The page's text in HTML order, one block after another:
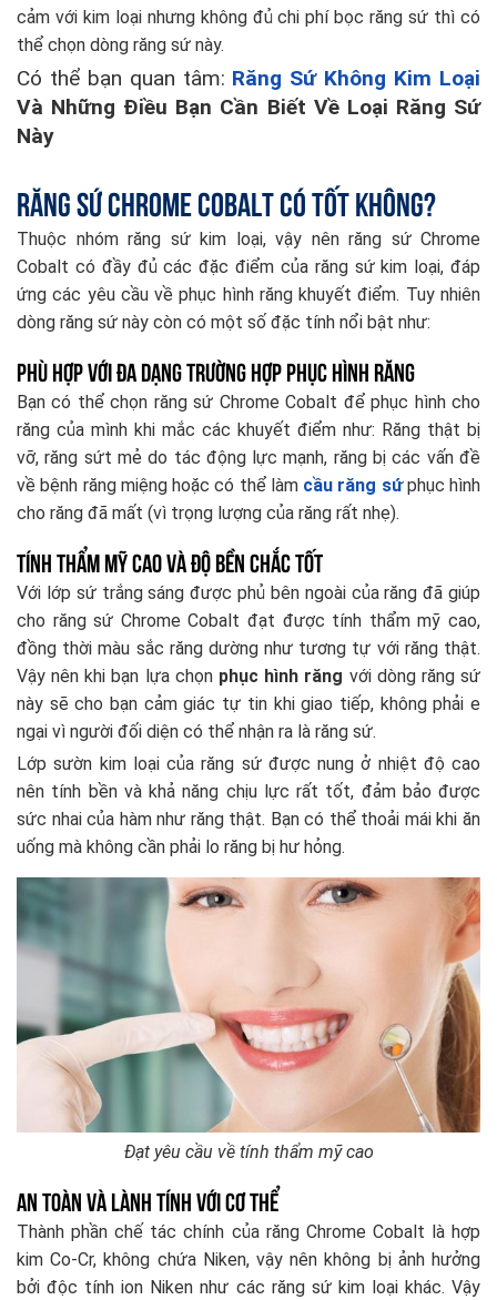
cảm với kim loại nhưng không đủ chi phí bọc răng sứ thì có
thể chọn dòng răng sứ này.
Có thể bạn quan tâm: Răng Sứ Không Kim Loại
Và Những Điều Bạn Cần Biết Về Loại Răng Sứ
Này
Răng sứ Chrome Cobalt có tốt không?
Thuộc nhóm răng sứ kim loại, vậy nên răng sứ Chrome
Cobalt có đầy đủ các đặc điểm của răng sứ kim loại, đáp
ứng các yêu cầu về phục hình răng khuyết điểm. Tuy nhiên
dòng răng sứ này còn có một số đặc tính nổi bật như:
Phù hợp với đa dạng trường hợp phục hình răng
Bạn có thể chọn răng sứ Chrome Cobalt để phục hình cho
răng của mình khi mắc các khuyết điểm như: Răng thật bị
vỡ, răng sứt mẻ do tác động lực mạnh, răng bị các vấn đề
về bệnh răng miệng hoặc có thể làm cầu răng sứphục hình
cho răng đã mất (vì trọng lượng của răng rất nhẹ).
Tính thẩm mỹ cao và độ bền chắc tốt
Với lớp sứ trắng sáng được phủ bên ngoài của răng đã giúp
cho răng sứ Chrome Cobalt đạt được tính thẩm mỹ cao,
đồng thời màu sắc răng dường như tương tự với răng thật.
Vậy nên khi bạn lựa chọn phục hình răng với dòng răng sứ
này sẽ cho bạn cảm giác tự tin khi giao tiếp, không phải e
ngại vì người đối diện có thể nhận ra là răng sứ.
Lớp sườn kim loại của răng sứ được nung ở nhiệt độ cao
nên tính bền và khả năng chịu lực rất tốt, đảm bảo được
sức nhai của hàm như răng thật. Bạn có thể thoải mái khi ăn
uống mà không cần phải lo răng bị hư hỏng.
Đạt yêu cầu về tính thẩm mỹ cao
An toàn và lành tính với cơ thể
Thành phần chế tác chính của răng Chrome Cobalt là hợp
kim Co-Cr, không chứa Niken, vậy nên không bị ảnh hưởng
bởi độc tính ion Niken như các răng sứ kim loại khác. Vậy